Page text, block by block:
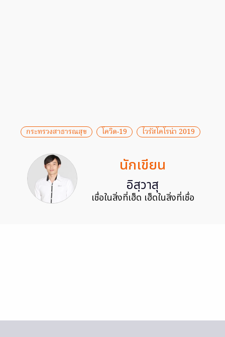
กระทรวงสาธารณสุข โควิด-19 ไวรัสโคโรน่า 2019
นักเขียน
อิสฺวาสุ
เชื่อในสิ่งที่เฮ็ด เฮ็ดในสิ่งที่เชื่อ